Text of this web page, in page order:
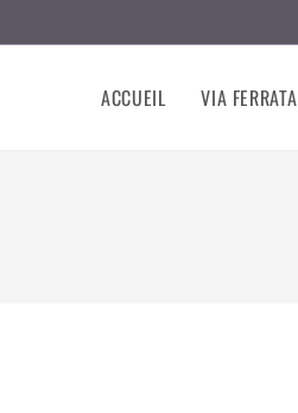
ACCUEIL VIA FERRATA